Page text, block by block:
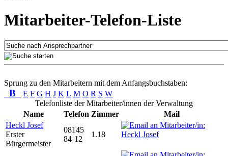
Mitarbeiter-Telefon-Liste
Sprung zu den Mitarbeitern mit dem Anfangsbuchstaben:
B E F G H J K L M O R S W
Telefonliste der Mitarbeiter/innen der Verwaltung
Name
Telefon Zimmer
Mail
Heckl Josef
Erster
Bürgermeister
08145
84-12
1.18